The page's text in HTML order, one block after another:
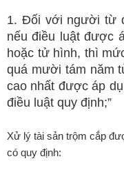
1. Đối với người từ
nếu điều luật được
hoặc tử hình, thì
quá mười tám năm
cao nhất được áp
điều luật quy định;”
Xử lý tài sản trộm cắp
có quy định: